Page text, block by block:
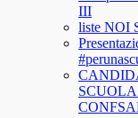
III
liste NOI